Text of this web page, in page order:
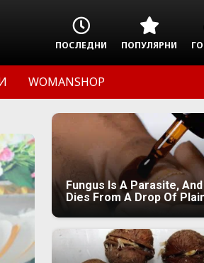
ПОСЛЕДНИ ПОПУЛЯРНИ
WOMANSHOP
Fungus Is A Parasite,
Dies From A Drop Of